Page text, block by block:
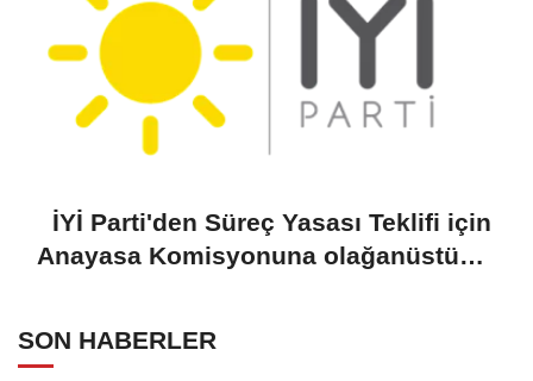
İYİ Parti'den Süreç Yasası Teklifi için
Anayasa Komisyonuna olağanüstü
SON HABERLER